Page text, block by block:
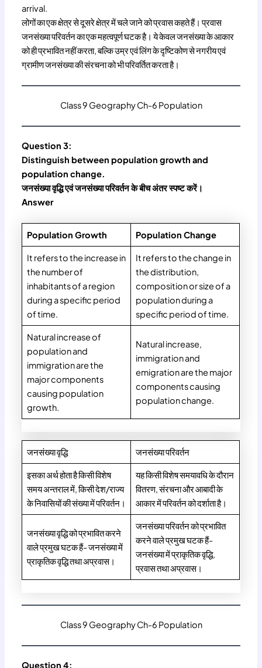
arrival.
लोगों का एक क्षेत्र से दूसरे क्षेत्र में चले जाने को प्रवास कहते हैं। प्रवास
जनसंख्या परिवर्तन का एक महत्वपूर्ण घटक है। ये केवल जनसंख्या के आकार
को ही प्रभावित नहीं करता, बल्कि उम्र एवं लिंग के दृष्टिकोण से नगरीय एवं
ग्रामीण जनसंख्या की संरचना को भी परिवर्तित करता है।
Class 9 Geography Ch-6 Population
Question 3:
Distinguish between population growth and
population change.
जनसंख्या वृद्धि एवं जनसंख्या परिवर्तन के बीच अंतर स्पष्ट करें।
Answer
Population Growth Population Change
It refers to the increase in
the number of
inhabitants of a region
during a specific period
of time.
It refers to the change in
the distribution,
composition or size of a
population during a
specific period of time.
Natural increase of
population and
immigration are the
major components
causing population
growth.
Natural increase,
immigration and
emigration are the major
components causing
population change.
जनसंख्या वृद्धि जनसंख्या परिवर्तन
इसका अर्थ होता है किसी विशेष
समय अन्तराल में, किसी देश/राज्य
के निवासियों की संख्या में परिवर्तन।
यह किसी विशेष समयावधि के दौरान
वितरण, संरचना और आबादी के
आकार में परिवर्तन को दर्शाता है।
जनसंख्या वृद्धि को प्रभावित करने
वाले प्रमुख घटक हैं- जनसंख्या में
प्राकृतिक वृद्धि तथा अप्रवास।
जनसंख्या परिवर्तन को प्रभावित
करने वाले प्रमुख घटक हैं-
जनसंख्या में प्राकृतिक वृद्धि,
प्रवास तथा अप्रवास।
Class 9 Geography Ch-6 Population
Question 4: